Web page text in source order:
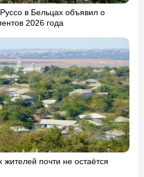
в Бельцах объявил о
2026 года
жителей почти не остаётся